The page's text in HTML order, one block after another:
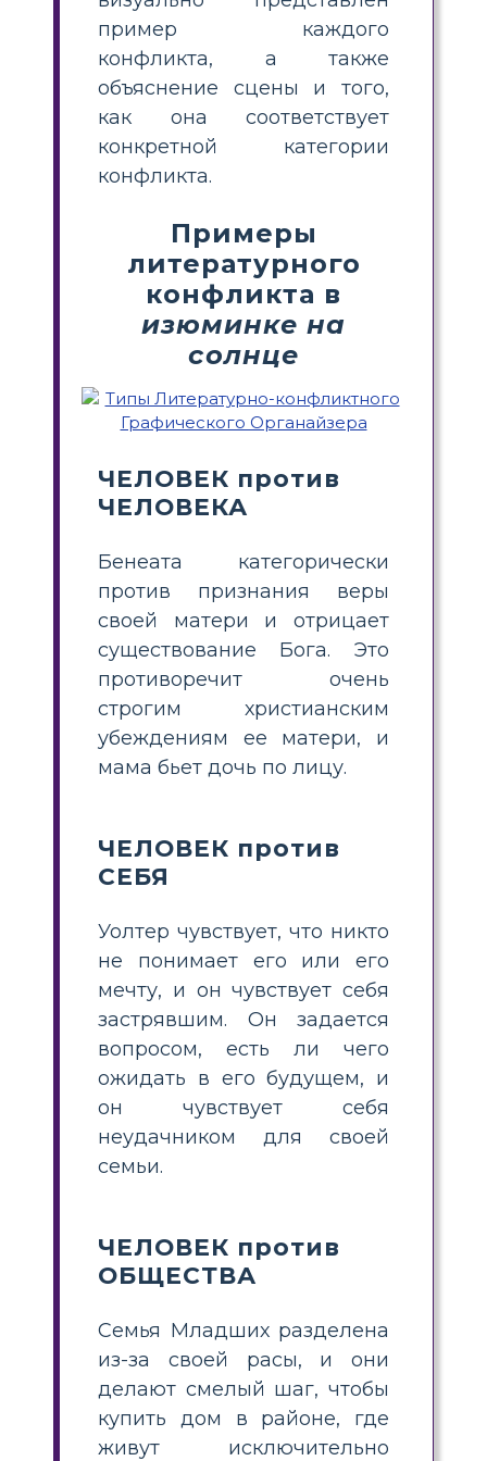
пример каждого
конфликта, а также
объяснение сцены и того,
как она соответствует
конкретной категории
конфликта.
Примеры
литературного
конфликта в
изюминке на
солнце
ЧЕЛОВЕК против
ЧЕЛОВЕКА
Бенеата категорически
против признания веры
своей матери и отрицает
существование Бога. Это
противоречит очень
строгим христианским
убеждениям ее матери, и
мама бьет дочь по лицу.
ЧЕЛОВЕК против
СЕБЯ
Уолтер чувствует, что никто
не понимает его или его
мечту, и он чувствует себя
застрявшим. Он задается
вопросом, есть ли чего
ожидать в его будущем, и
он чувствует себя
неудачником для своей
семьи.
ЧЕЛОВЕК против
ОБЩЕСТВА
Семья Младших разделена
из-за своей расы, и они
делают смелый шаг, чтобы
купить дом в районе, где
живут исключительно